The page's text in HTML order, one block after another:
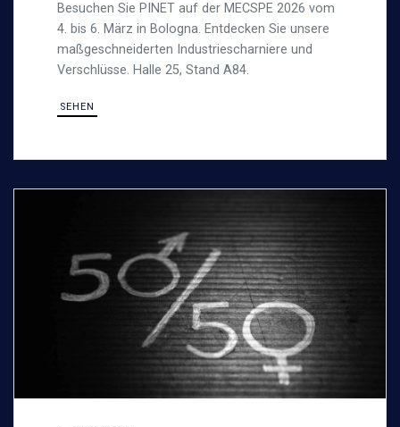
VERSCHLÜSSE
Besuchen Sie PINET auf der MECSPE 2026 vom
4. bis 6. März in Bologna. Entdecken Sie unsere
maßgeschneiderten Industriescharniere und
Verschlüsse. Halle 25, Stand A84.
SEHEN